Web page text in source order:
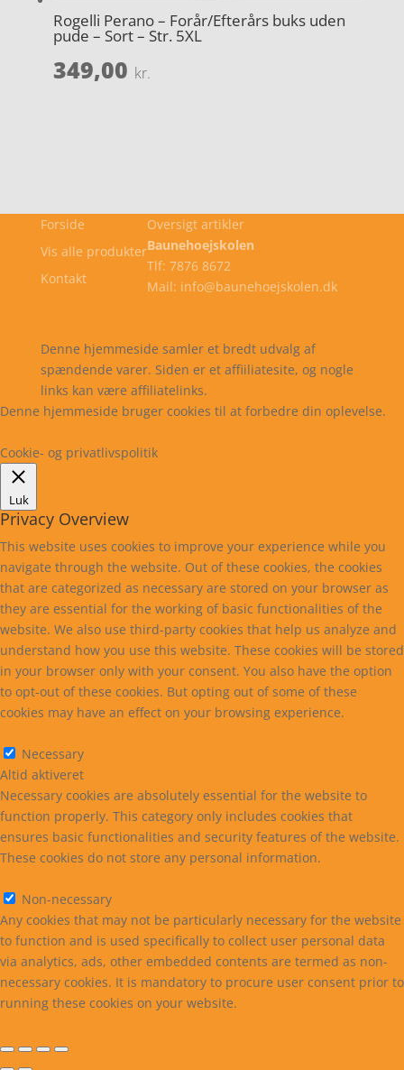
Rogelli Perano – Forår/Efterårs buks uden
pude – Sort – Str. 5XL
349,00 kr.
Forside
Vis alle produkter
Kontakt
Oversigt artikler
Baunehoejskolen
Tlf: 7876 8672
Mail: info@baunehoejskolen.dk
Denne hjemmeside samler et bredt udvalg af
spændende varer. Siden er et affiiliatesite, og nogle
links kan være affiliatelinks.
Denne hjemmeside bruger cookies til at forbedre din oplevelse.
Cookie- og privatlivspolitik
Luk
Privacy Overview
This website uses cookies to improve your experience while you
navigate through the website. Out of these cookies, the cookies
that are categorized as necessary are stored on your browser as
they are essential for the working of basic functionalities of the
website. We also use third-party cookies that help us analyze and
understand how you use this website. These cookies will be stored
in your browser only with your consent. You also have the option
to opt-out of these cookies. But opting out of some of these
cookies may have an effect on your browsing experience.
Necessary
Altid aktiveret
Necessary cookies are absolutely essential for the website to
function properly. This category only includes cookies that
ensures basic functionalities and security features of the website.
These cookies do not store any personal information.
Non-necessary
Any cookies that may not be particularly necessary for the website
to function and is used specifically to collect user personal data
via analytics, ads, other embedded contents are termed as non-
necessary cookies. It is mandatory to procure user consent prior to
running these cookies on your website.